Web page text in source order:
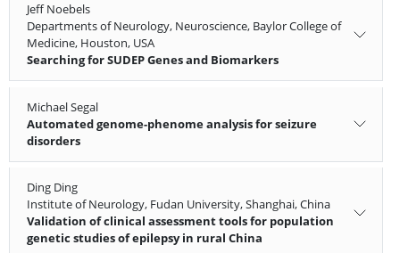
Jeff Noebels
Departments of Neurology, Neuroscience, Baylor College of
Medicine, Houston, USA
Searching for SUDEP Genes and Biomarkers
Michael Segal
Automated genome-phenome analysis for seizure
disorders
Ding Ding
Institute of Neurology, Fudan University, Shanghai, China
Validation of clinical assessment tools for population
genetic studies of epilepsy in rural China